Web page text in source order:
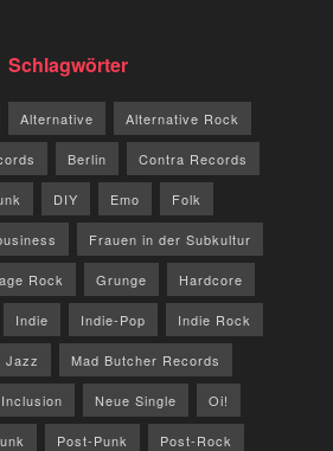
Schlagwörter
Alternative Alternative Rock
Berlin Contra Records
DIY Emo Folk
Frauen in der Subkultur
Rock Grunge Hardcore
Indie Indie-Pop Indie Rock
Jazz Mad Butcher Records
Neue Single Oi!
Post-Punk Post-Rock